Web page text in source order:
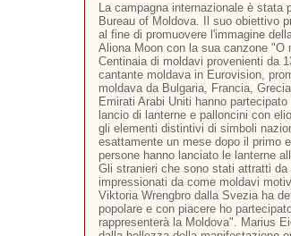
La campagna internazionale è stata
Bureau of Moldova. Il suo obiettivo
al fine di promuovere l'immagine
Aliona Moon con la sua canzone "O
Centinaia di moldavi provenienti da
cantante moldava in Eurovision,
moldava da Bulgaria, Francia,
Emirati Arabi Uniti hanno
lancio di lanterne e palloncini con
gli elementi distintivi di simboli
esattamente un mese dopo il primo
persone hanno lanciato le lanterne
Gli stranieri che sono stati attratti
impressionati da come moldavi
Viktoria Wrengbro dalla Svezia ha
popolare e con piacere ho
rappresenterà la Moldova". Marius